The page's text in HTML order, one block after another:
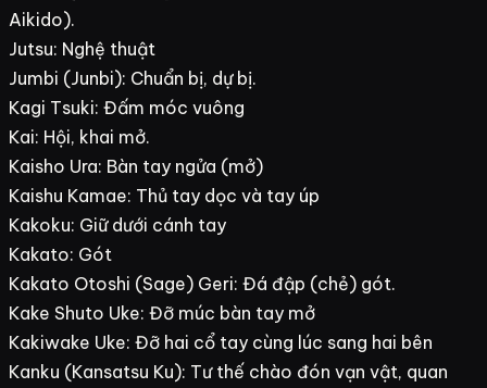
Aikido).
Jutsu: Nghệ thuật
Jumbi (Junbi): Chuẩn bị, dự bị.
Kagi Tsuki: Đấm móc vuông
Kai: Hội, khai mở.
Kaisho Ura: Bàn tay ngửa (mở)
Kaishu Kamae: Thủ tay dọc và tay úp
Kakoku: Giữ dưới cánh tay
Kakato: Gót
Kakato Otoshi (Sage) Geri: Đá đập (chẻ) gót.
Kake Shuto Uke: Đỡ múc bàn tay mở
Kakiwake Uke: Đỡ hai cổ tay cùng lúc sang hai bên
Kanku (Kansatsu Ku): Tư thế chào đón vạn vật, quan